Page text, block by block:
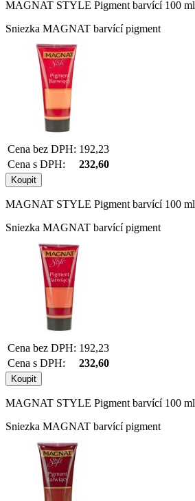
MAGNAT STYLE Pigment barvící 100 ml
Sniezka MAGNAT barvící pigment
Cena bez DPH: 192,23
Cena s DPH:
232,60
MAGNAT STYLE Pigment barvící 100 ml
Sniezka MAGNAT barvící pigment
Cena bez DPH: 192,23
Cena s DPH:
232,60
MAGNAT STYLE Pigment barvící 100 ml
Sniezka MAGNAT barvící pigment